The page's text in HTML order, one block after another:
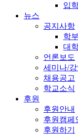
입
뉴스
공지사항
학부
대
언론보도
세미나/강
채용공고
학교소식
후원
후원안내
후원캠페
후원하기